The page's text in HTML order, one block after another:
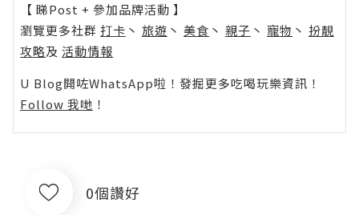
【 睇Post + 參加品牌活動 】
瀏覽更多社群 打卡 丶 旅遊 丶 美食 丶 親子 丶 寵物 丶 扮靚
攻略及 活動情報
U Blog開咗WhatsApp啦！發掘更多吃喝玩樂資訊！
Follow 我哋 ！
0個讚好